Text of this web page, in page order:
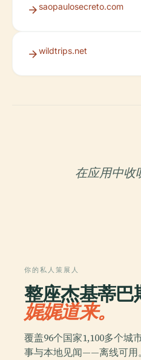
saopaulosecreto.com
wildtrips.net
在应用中收
你的私人策展人
整座杰基蒂巴
娓娓道来。
覆盖96个国家1,100多个城
事与本地见闻——离线可用。